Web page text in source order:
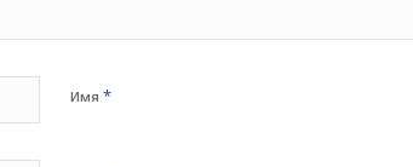
Имя *